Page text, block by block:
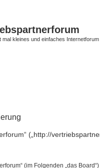
mal kleines und einfaches Internetforum
(„http://
(im Folgenden „das